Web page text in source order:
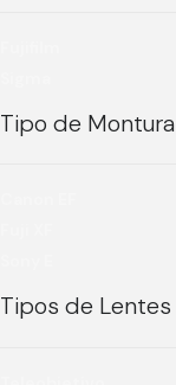
Tipo de Montura
Tipos de Lentes